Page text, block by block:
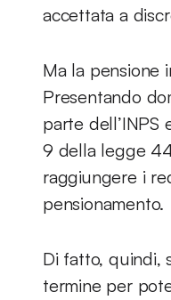
accettata a
Ma la pensione
Presentando
parte dell’INPS
9 della legge
raggiungere i
pensionamento.
Di fatto, quindi,
termine per